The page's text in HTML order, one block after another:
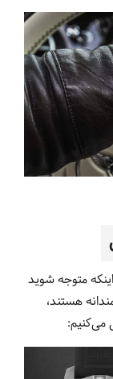
متوجه شوید
هستند،
می‌کنیم: